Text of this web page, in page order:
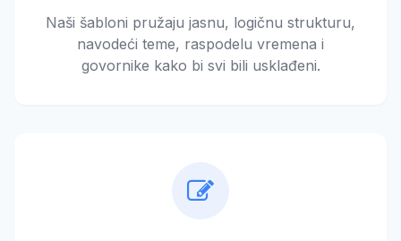
Naši šabloni pružaju jasnu, logičnu strukturu,
navodeći teme, raspodelu vremena i
govornike kako bi svi bili usklađeni.